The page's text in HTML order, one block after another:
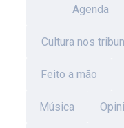
Agenda
Cultura nos
Feito a mão
Música